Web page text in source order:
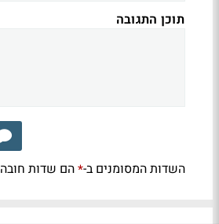
תוכן התגובה
השדות המסומנים ב-*הם שדות חובה